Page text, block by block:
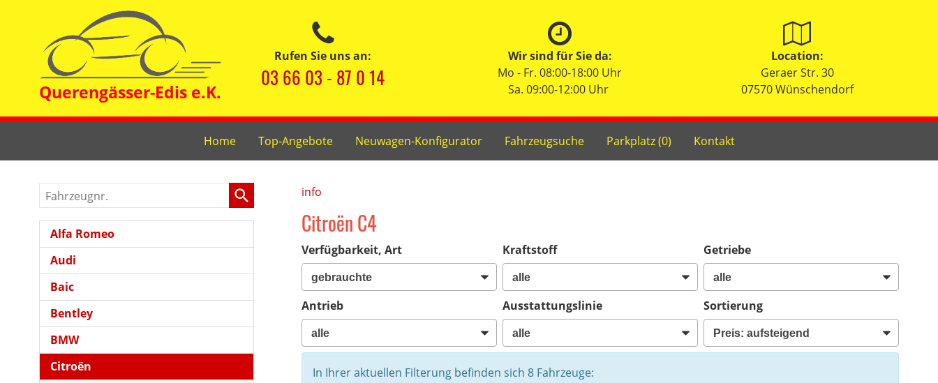
Rufen Sie uns an:
03 66 03 - 87 0 14
Wir sind für Sie da:
Mo - Fr. 08:00-18:00 Uhr
Sa. 09:00-12:00 Uhr
Location:
Geraer Str. 30
07570 Wünschendorf
Home Top-Angebote Neuwagen-Konfigurator Fahrzeugsuche Parkplatz (0) Kontakt
info
Citroën C4
Verfügbarkeit, Art Kraftstoff Getriebe
Antrieb Ausstattungslinie Sortierung
In Ihrer aktuellen Filterung befinden sich 8Fahrzeuge:
Fahrzeugnr.
Alfa Romeo
Audi
Baic
Bentley
BMW
Citroën